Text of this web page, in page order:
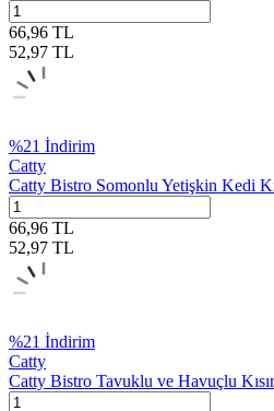
66,96 TL
52,97 TL
%21 İndirim
Catty
Catty Bistro Somonlu Yetişkin Kedi
66,96 TL
52,97 TL
%21 İndirim
Catty
Catty Bistro Tavuklu ve Havuçlu